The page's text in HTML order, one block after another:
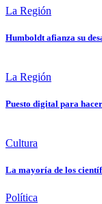
La Región
Humboldt afianza su
La Región
Puesto digital para
Cultura
La mayoría de los
Política